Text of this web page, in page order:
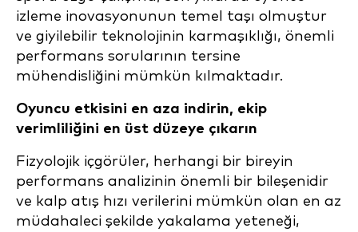
izleme inovasyonunun temel taşı olmuştur
ve giyilebilir teknolojinin karmaşıklığı, önemli
performans sorularının tersine
mühendisliğini mümkün kılmaktadır.
Oyuncu etkisini en aza indirin, ekip
verimliliğini en üst düzeye çıkarın
Fizyolojik içgörüler, herhangi bir bireyin
performans analizinin önemli bir bileşenidir
ve kalp atış hızı verilerini mümkün olan en az
müdahaleci şekilde yakalama yeteneği,